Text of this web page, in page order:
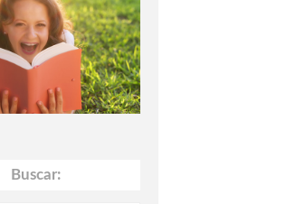
Buscar: